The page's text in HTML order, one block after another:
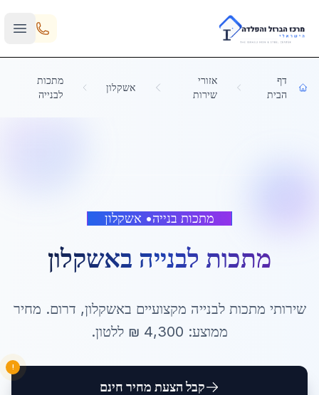
Skip to main content
דף
הבית
אזורי
שירות
אשקלון
מתכות
לבנייה
מתכות בנייה• אשקלון
מתכות לבנייה באשקלון
שירותי מתכות לבנייה מקצועיים באשקלון, דרום. מחיר
ממוצע: 4,300 ₪ ללטון.
קבל הצעת מחיר חינם
!